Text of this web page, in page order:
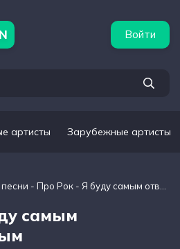
Войти
артисты Зарубежные артисты
- Про Рок - Я буду самым отвратительным
самым
подборки